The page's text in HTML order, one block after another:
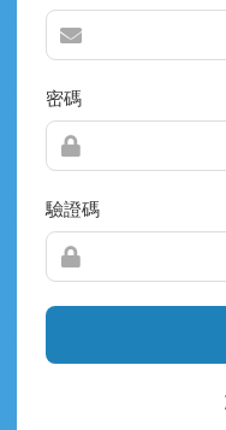
密碼
驗證碼